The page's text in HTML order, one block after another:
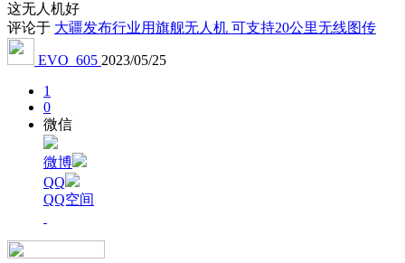
这无人机好
评论于 大疆发布行业用旗舰无人机 可支持20公里无线图传
EVO_605 2023/05/25
1
0
微信
微博
QQ
QQ空间